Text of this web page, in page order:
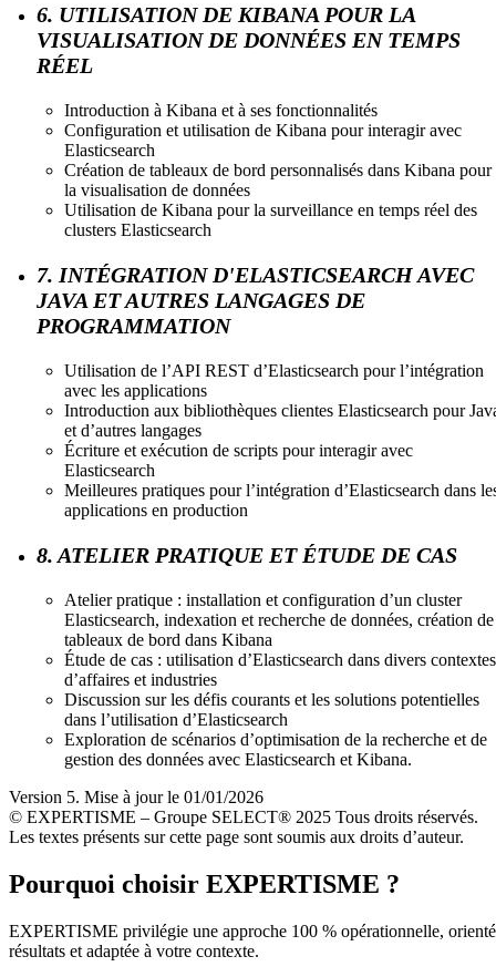
6. UTILISATION DE KIBANA POUR LA
VISUALISATION DE DONNÉES EN TEMPS
RÉEL
Introduction à Kibana et à ses fonctionnalités
Configuration et utilisation de Kibana pour interagir avec
Elasticsearch
Création de tableaux de bord personnalisés dans Kibana pour
la visualisation de données
Utilisation de Kibana pour la surveillance en temps réel des
clusters Elasticsearch
7. INTÉGRATION D'ELASTICSEARCH AVEC
JAVA ET AUTRES LANGAGES DE
PROGRAMMATION
Utilisation de l’API REST d’Elasticsearch pour l’intégration
avec les applications
Introduction aux bibliothèques clientes Elasticsearch pour
et d’autres langages
Écriture et exécution de scripts pour interagir avec
Elasticsearch
Meilleures pratiques pour l’intégration d’Elasticsearch dans
applications en production
8. ATELIER PRATIQUE ET ÉTUDE DE CAS
Atelier pratique : installation et configuration d’un cluster
Elasticsearch, indexation et recherche de données, création de
tableaux de bord dans Kibana
Étude de cas : utilisation d’Elasticsearch dans divers contextes
d’affaires et industries
Discussion sur les défis courants et les solutions potentielles
dans l’utilisation d’Elasticsearch
Exploration de scénarios d’optimisation de la recherche et de
gestion des données avec Elasticsearch et Kibana.
Version 5. Mise à jour le 01/01/2026
© EXPERTISME – Groupe SELECT® 2025 Tous droits réservés.
Les textes présents sur cette page sont soumis aux droits d’auteur.
Pourquoi choisir EXPERTISME ?
EXPERTISME privilégie une approche 100 % opérationnelle,
résultats et adaptée à votre contexte.